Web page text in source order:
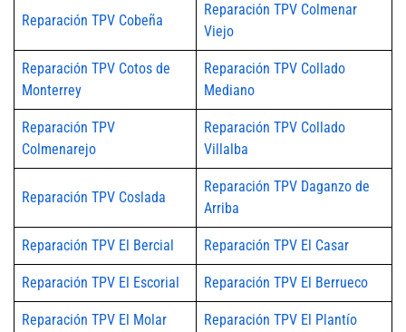
Reparación TPV Cobeña
Reparación TPV Colmenar
Viejo
Reparación TPV Cotos de
Monterrey
Reparación TPV Collado
Mediano
Reparación TPV
Colmenarejo
Reparación TPV Collado
Villalba
Reparación TPV Coslada
Reparación TPV Daganzo de
Arriba
Reparación TPV El Bercial Reparación TPV El Casar
Reparación TPV El Escorial Reparación TPV El Berrueco
Reparación TPV El Molar Reparación TPV El Plantío